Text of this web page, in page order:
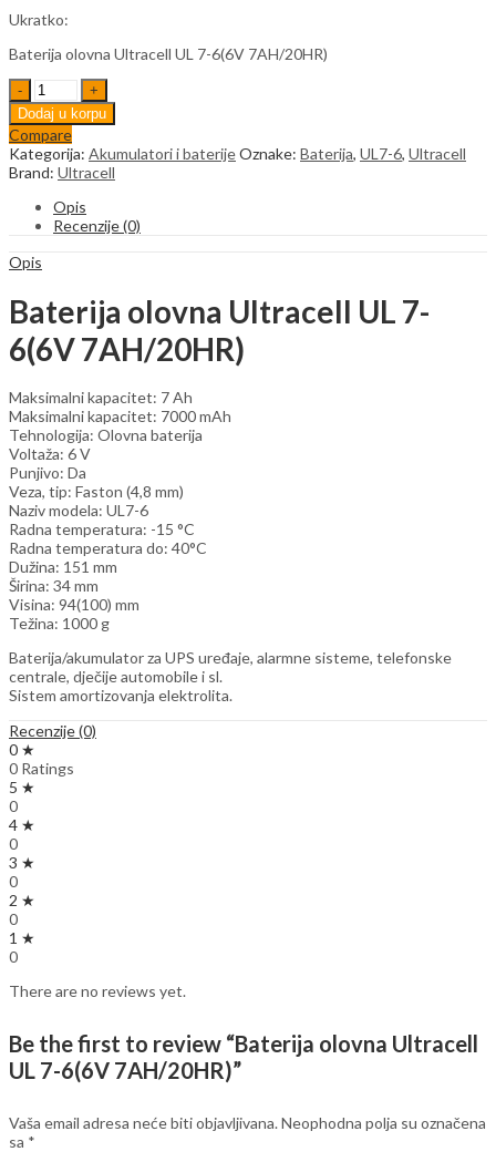
Ukratko:
Baterija olovna Ultracell UL 7-6(6V 7AH/20HR)
Baterija
olovna
Ultracell
UL
7-
6(6V
7AH/20HR)
quantity
Dodaj u korpu
Compare
Kategorija: Akumulatori i baterijeOznake: Baterija, UL7-6, Ultracell
Brand: Ultracell
Opis
Recenzije (0)
Opis
Baterija olovna Ultracell UL 7-
6(6V 7AH/20HR)
Maksimalni kapacitet: 7 Ah
Maksimalni kapacitet: 7000 mAh
Tehnologija: Olovna baterija
Voltaža: 6 V
Punjivo: Da
Veza, tip: Faston (4,8 mm)
Naziv modela: UL7-6
Radna temperatura: -15 °C
Radna temperatura do: 40°C
Dužina: 151 mm
Širina: 34 mm
Visina: 94(100) mm
Težina: 1000 g
Baterija/akumulator za UPS uređaje, alarmne sisteme, telefonske
centrale, dječije automobile i sl.
Sistem amortizovanja elektrolita.
Recenzije (0)
0 ★
0 Ratings
5 ★
0
4 ★
0
3 ★
0
2 ★
0
1 ★
0
There are no reviews yet.
Be the first to review “Baterija olovna Ultracell
UL 7-6(6V 7AH/20HR)”
Vaša email adresa neće biti objavljivana.Neophodna polja su označena
sa *